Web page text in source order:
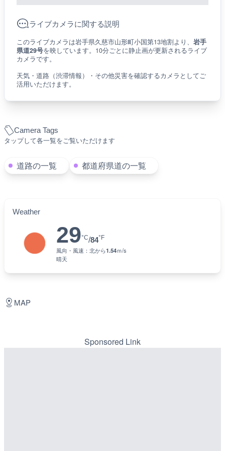
Camera Tags
タップして各一覧をご覧いただけます
道路の一覧 都道府県道の一覧
Weather
29°C/84°F
風向・風速： 北から1.54ｍ/s
晴天
ライブカメラに関する説明
このライブカメラは岩手県久慈市山形町小国第13地割より、 岩手
県道29号を映しています。10分ごとに静止画が更新されるライブ
カメラです。
天気・道路（渋滞情報）・その他災害を確認するカメラとしてご
活用いただけます。
MAP
Sponsored Link